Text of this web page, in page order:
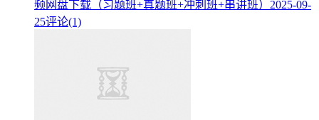
频网盘下载（习题班+真题班+冲刺班+串讲班） 2025-09-
25评论(1)